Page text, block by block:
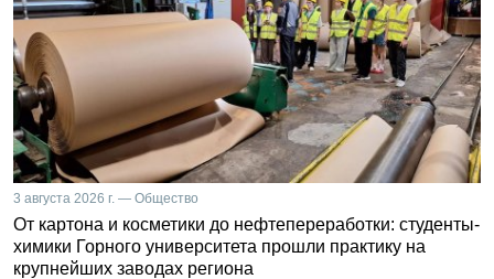
3 августа 2026 г. — Общество
От картона и косметики до нефтепереработки: студенты-
химики Горного университета прошли практику на
крупнейших заводах региона